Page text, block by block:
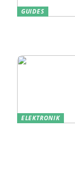
GUIDES
ELEKTRONIK